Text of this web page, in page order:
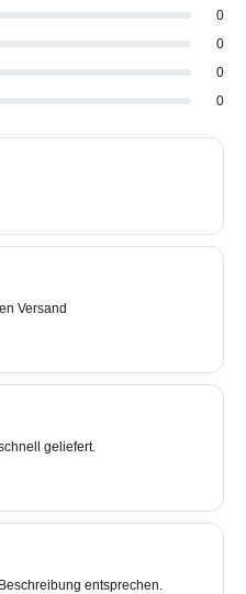
0
0
0
0
Versand
geliefert.
entsprechen.